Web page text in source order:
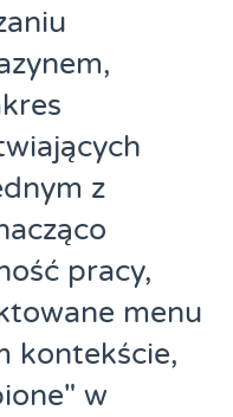
z
pracy,
menu
kontekście,
w